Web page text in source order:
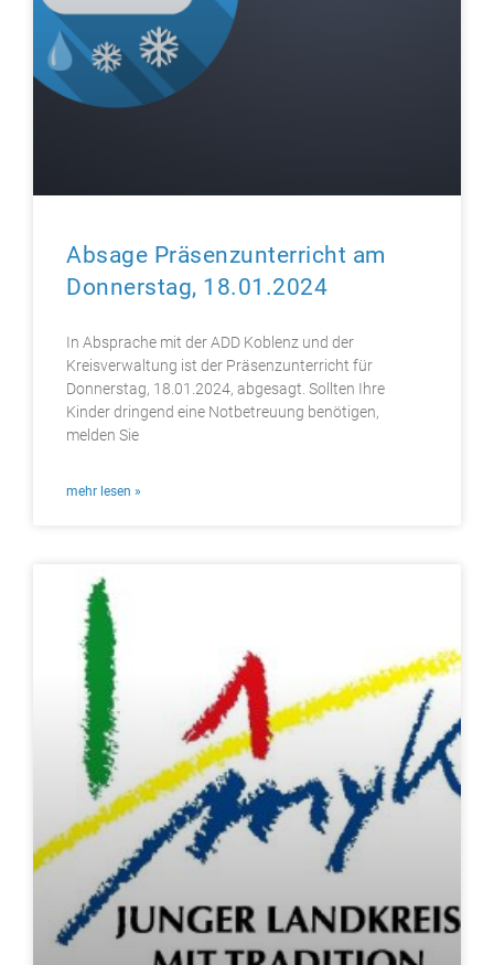
Absage Präsenzunterricht am
Donnerstag, 18.01.2024
In Absprache mit der ADD Koblenz und der
Kreisverwaltung ist der Präsenzunterricht für
Donnerstag, 18.01.2024, abgesagt. Sollten Ihre
Kinder dringend eine Notbetreuung benötigen,
melden Sie
mehr lesen »